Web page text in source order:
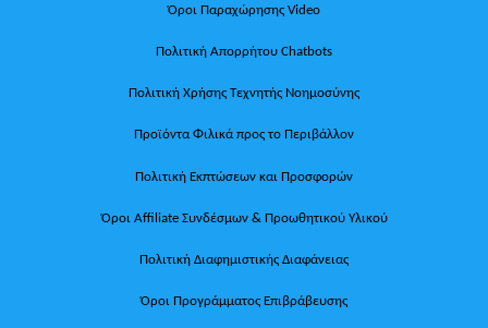
Όροι Παραχώρησης Video
Πολιτική Απορρήτου Chatbots
Πολιτική Χρήσης Τεχνητής Νοημοσύνης
Προϊόντα Φιλικά προς το Περιβάλλον
Πολιτική Εκπτώσεων και Προσφορών
Όροι Affiliate Συνδέσμων & Προωθητικού Υλικού
Πολιτική Διαφημιστικής Διαφάνειας
Όροι Προγράμματος Επιβράβευσης